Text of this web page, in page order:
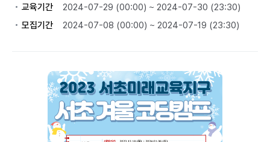
교육기간
2024-07-29 (00:00) ~ 2024-07-30 (23:30)
모집기간
2024-07-08 (00:00) ~ 2024-07-19 (23:30)